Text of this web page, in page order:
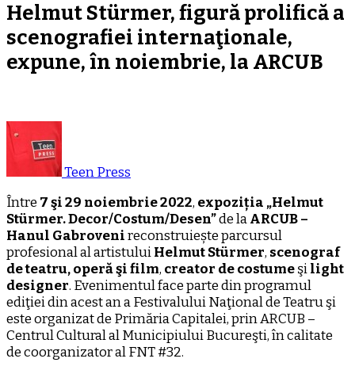
Helmut Stürmer,figură prolifică a
scenografiei internaţionale,
expune, în noiembrie, la ARCUB
Teen Press
Între 7şi 29 noiembrie2022, expoziția „Helmut
Stürmer.Decor/Costum/Desen”de laARCUB–
Hanul Gabrovenireconstruiește parcursul
profesional al artistuluiHelmut Stürmer, scenograf
de teatru, operă şi film, creator de costumeşilight
designer. Evenimentul face parte din programul
ediţiei din acest an a Festivalului Naţional de Teatru şi
este organizat de Primăria Capitalei, prin ARCUB –
Centrul Cultural al Municipiului Bucureşti, în calitate
de coorganizator al FNT #32.